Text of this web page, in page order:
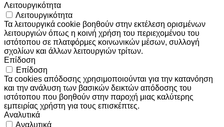
Λειτουργικότητα
Λειτουργικότητα
Τα λειτουργικά cookie βοηθούν στην εκτέλεση ορισμένων
λειτουργιών όπως η κοινή χρήση του περιεχομένου του
ιστότοπου σε πλατφόρμες κοινωνικών μέσων, συλλογή
σχολίων και άλλων λειτουργιών τρίτων.
Επίδοση
Επίδοση
Τα cookies απόδοσης χρησιμοποιούνται για την κατανόηση
και την ανάλυση των βασικών δεικτών απόδοσης του
ιστότοπου που βοηθούν στην παροχή μιας καλύτερης
εμπειρίας χρήστη για τους επισκέπτες.
Αναλυτικά
Αναλυτικά